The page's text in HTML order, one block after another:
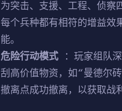
为突击、支援、工程、侦察
每个兵种都有相符的增益效
能。
危险行动模式
：玩家组队
刮高价值物资，如“曼德尔
撤离点成功撤离，以获取战